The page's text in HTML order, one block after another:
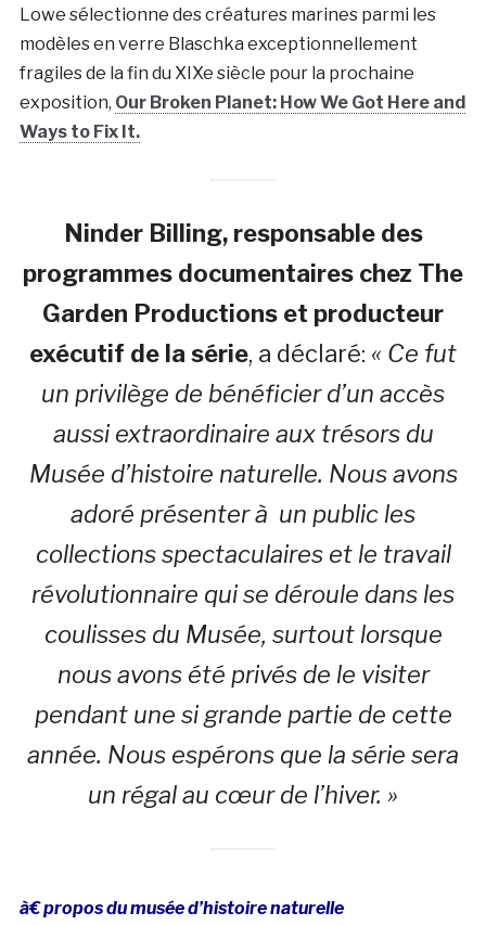
Lowe sélectionne des créatures marines parmi les
modèles en verre Blaschka exceptionnellement
fragiles de la fin du XIXe siècle pour la prochaine
exposition, Our Broken Planet: How We Got Here and
Ways to Fix It.
Ninder Billing, responsable des
programmes documentaires chez The
Garden Productions et producteur
exécutif de la série, a déclaré: « Ce fut
un privilège de bénéficier d’un accès
aussi extraordinaire aux trésors du
Musée d’histoire naturelle. Nous avons
adoré présenter à un public les
collections spectaculaires et le travail
révolutionnaire qui se déroule dans les
coulisses du Musée, surtout lorsque
nous avons été privés de le visiter
pendant une si grande partie de cette
année. Nous espérons que la série sera
un régal au cœur de l’hiver. »
à€ propos du musée d’histoire naturelle